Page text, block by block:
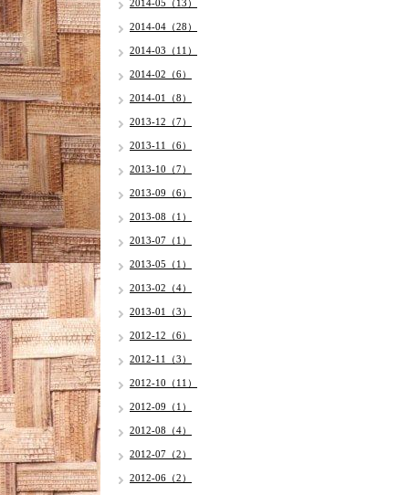
2014-05（13）
2014-04（28）
2014-03（11）
2014-02（6）
2014-01（8）
2013-12（7）
2013-11（6）
2013-10（7）
2013-09（6）
2013-08（1）
2013-07（1）
2013-05（1）
2013-02（4）
2013-01（3）
2012-12（6）
2012-11（3）
2012-10（11）
2012-09（1）
2012-08（4）
2012-07（2）
2012-06（2）